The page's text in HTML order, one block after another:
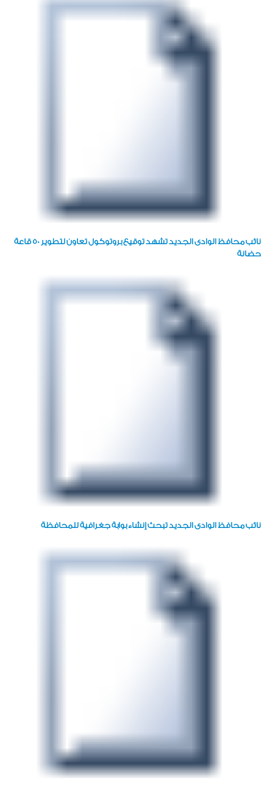
نائب محافظ الوادى الجديد تشهد توقيع بروتوكول تعاون لتطوير 50 قاعة
حضانة
نائب محافظ الوادى الجديد تبحث إنشاء بوابة جغرافية للمحافظة